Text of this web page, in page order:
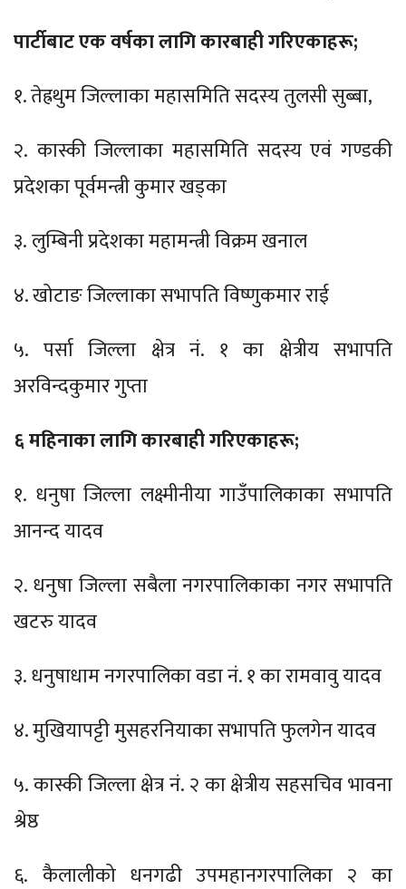
पार्टीबाट एक वर्षका लागि कारबाही गरिएकाहरू;
१. तेह्रथुम जिल्लाका महासमिति सदस्य तुलसी सुब्बा,
२. कास्की जिल्लाका महासमिति सदस्य एवं गण्डकी
प्रदेशका पूर्वमन्त्री कुमार खड्का
३. लुम्बिनी प्रदेशका महामन्त्री विक्रम खनाल
४. खोटाङ जिल्लाका सभापति विष्णुकमार राई
५. पर्सा जिल्ला क्षेत्र नं. १ का क्षेत्रीय सभापति
अरविन्दकुमार गुप्ता
६ महिनाका लागि कारबाही गरिएकाहरू;
१. धनुषा जिल्ला लक्ष्मीनीया गाउँपालिकाका सभापति
आनन्द यादव
२. धनुषा जिल्ला सबैला नगरपालिकाका नगर सभापति
खटरु यादव
३. धनुषाधाम नगरपालिका वडा नं. १ का रामवावु यादव
४. मुखियापट्टी मुसहरनियाका सभापति फुलगेन यादव
५. कास्की जिल्ला क्षेत्र नं. २ का क्षेत्रीय सहसचिव भावना
श्रेष्ठ
६. कैलालीको धनगढी उपमहानगरपालिका २ का